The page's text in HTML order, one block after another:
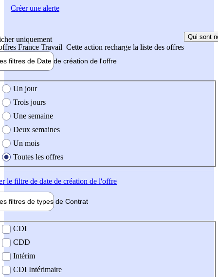
uniquement
France Travail Cette action recharge la liste des offres
Qui sont
filtres de Date de création de l'offre
création de l'offre
Un jour
Trois jours
Une semaine
Deux semaines
Un mois
Toutes les offres
le filtre de date de création de l'offre
filtres de types de Contrat
contrat
CDI
CDD
Intérim
CDI Intérimaire
Créer une alerte